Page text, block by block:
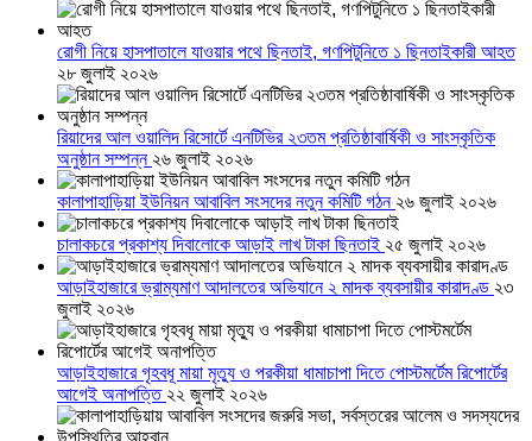
রোগী নিয়ে হাসপাতালে যাওয়ার পথে ছিনতাই, গণপিটুনিতে ১ ছিনতাইকারী আহত
২৮ জুলাই ২০২৬
রিয়াদের আল ওয়ালিদ রিসোর্টে এনটিভির ২৩তম প্রতিষ্ঠাবার্ষিকী ও সাংস্কৃতিক
অনুষ্ঠান সম্পন্ন ২৬ জুলাই ২০২৬
কালাপাহাড়িয়া ইউনিয়ন আবাবিল সংসদের নতুন কমিটি গঠন ২৬ জুলাই ২০২৬
চালাকচরে প্রকাশ্য দিবালোকে আড়াই লাখ টাকা ছিনতাই ২৫ জুলাই ২০২৬
আড়াইহাজারে ভ্রাম্যমাণ আদালতের অভিযানে ২ মাদক ব্যবসায়ীর কারাদণ্ড ২৩
জুলাই ২০২৬
আড়াইহাজারে গৃহবধূ মায়া মৃত্যু ও পরকীয়া ধামাচাপা দিতে পোস্টমর্টেম রিপোর্টের
আগেই অনাপত্তি ২২ জুলাই ২০২৬